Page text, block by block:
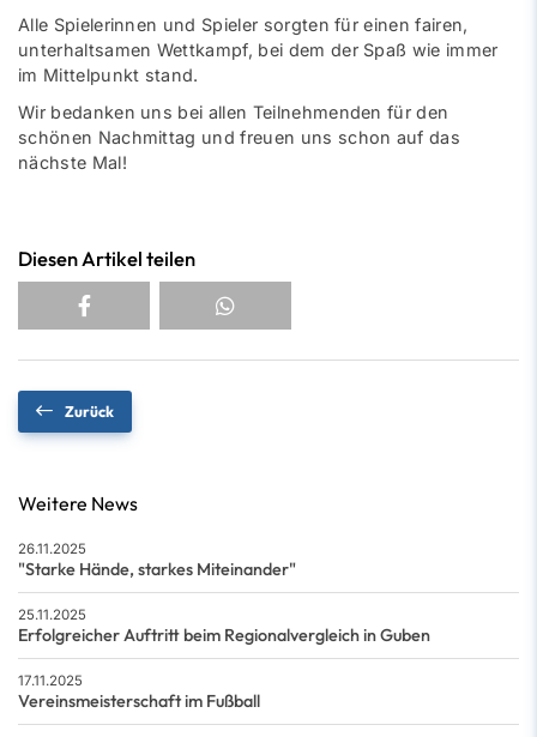
Alle Spielerinnen und Spieler sorgten für einen fairen,
unterhaltsamen Wettkampf, bei dem der Spaß wie immer
im Mittelpunkt stand.
Wir bedanken uns bei allen Teilnehmenden für den
schönen Nachmittag und freuen uns schon auf das
nächste Mal!
Diesen Artikel teilen
Zurück
Weitere News
26.11.2025
"Starke Hände, starkes Miteinander"
25.11.2025
Erfolgreicher Auftritt beim Regionalvergleich in Guben
17.11.2025
Vereinsmeisterschaft im Fußball